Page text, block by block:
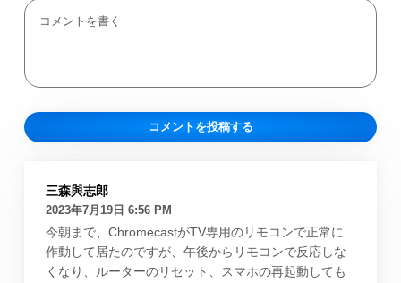
三森與志郎
2023年7月19日 6:56 PM
今朝まで、ChromecastがTV専用のリモコンで正常に
作動して居たのですが、午後からリモコンで反応しな
くなり、ルーターのリセット、スマホの再起動しても